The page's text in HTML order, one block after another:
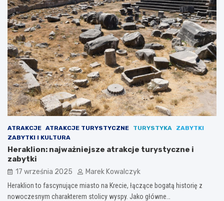
ATRAKCJE ATRAKCJE TURYSTYCZNE TURYSTYKA
ZABYTKI
ZABYTKI I KULTURA
Heraklion: najważniejsze atrakcje turystyczne i
zabytki
17 września 2025 Marek Kowalczyk
Heraklion to fascynujące miasto na Krecie, łączące bogatą historię z
nowoczesnym charakterem stolicy wyspy. Jako główne…